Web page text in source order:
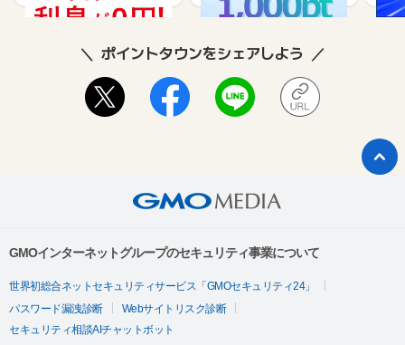
ポイントタウンをシェアしよう
GMOインターネットグループのセキュリティ事業について
世界初総合ネットセキュリティサービス「GMOセキュリティ24」
パスワード漏洩診断
Webサイトリスク診断
セキュリティ相談AIチャットボット